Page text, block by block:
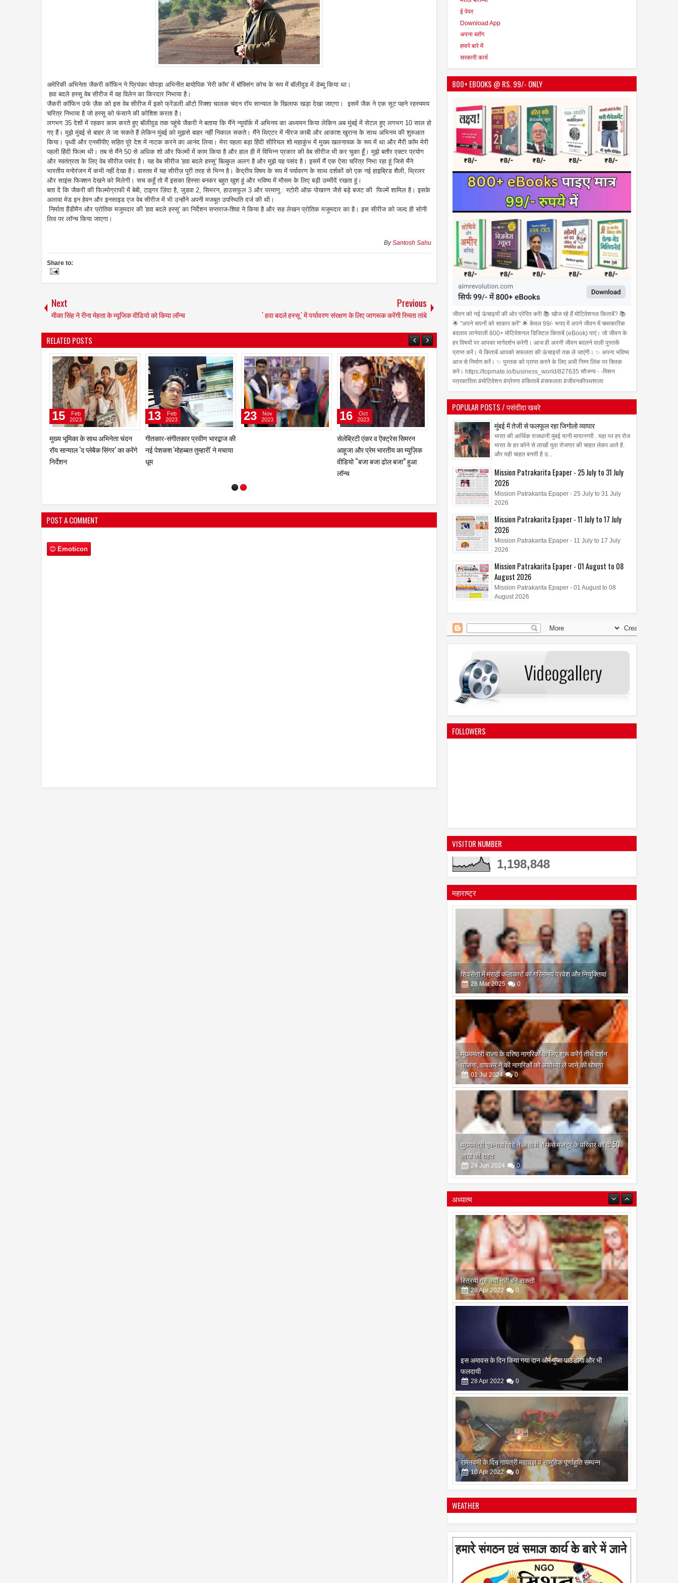
अमेरिकी अभिनेता जैकरी कॉफिन ने प्रियंका चोपड़ा अभिनीत बायोपिक 'मेरी कॉम' में बॉक्सिंग कोच के रूप में बॉलीवुड में डेब्यू किया था।
हवा बदले हस्सू वेब सीरीज में वह विलेन का किरदार निभाया है।
जैकरी कॉफिन उर्फ ज़ैक को इस वेब सीरीज में इको फ्रेंडली ऑटो रिक्शा चालक चंदन रॉय सान्याल के खिलाफ खड़ा देखा जाएगा। इसमें जैक ने एक सूट पहने रहस्यमय
चरित्र निभाया है जो हस्सू को फंसाने की कोशिश करता है।
लगभग 35 देशों में रहकर काम करते हुए बॉलीवुड तक पहुंचे जैकरी ने बताया कि मैंने न्यूयॉर्क में अभिनय का अध्ययन किया लेकिन अब मुंबई में सेटल हुए लगभग 10 साल हो
गए हैं। मुझे मुंबई से बाहर ले जा सकते हैं लेकिन मुंबई को मुझसे बाहर नहीं निकाल सकते। मैंने थिएटर में नीरज काबी और आकाश खुराना के साथ अभिनय की शुरुआत
किया। पृथ्वी और एनसीपीए सहित पूरे देश में नाटक करने का आनंद लिया। मेरा पहला बड़ा हिंदी सीरियल शो महाकुंभ में मुख्य खलनायक के रूप में था और मैरी कॉम मेरी
पहली हिंदी फिल्म थी। तब से मैंने 50 से अधिक शो और फिल्मों में काम किया है और हाल ही में विभिन्न प्रकार की वेब सीरीज भी कर चुका हूँ। मुझे बतौर एक्टर प्रयोग
और स्वतंत्रता के लिए वेब सीरीज पसंद है। यह वेब सीरीज 'हवा बदले हस्सू' बिल्कुल अलग है और मुझे यह पसंद है। इसमें मैं एक ऐसा चरित्र निभा रहा हूं जिसे मैंने
भारतीय मनोरंजन में कभी नहीं देखा है। वास्तव में यह सीरीज़ पूरी तरह से भिन्न है। केंद्रीय विषय के रूप में पर्यावरण के साथ दर्शकों को एक नई हाइब्रिड शैली, थ्रिलर
और साइंस फिक्शन देखने को मिलेगी। सच कहूँ तो मैं इसका हिस्सा बनकर बहुत खुश हूं और भविष्य में मौसम के लिए बड़ी उम्मीदें रखता हूं।
बता दें कि जैकरी की फिल्मोग्राफी में बेबी, टाइगर ज़िंदा है, जुडवा 2, सिमरन, हाउसफुल 3 और परमाणु : स्टोरी ऑफ़ पोखरण जैसे बड़े बजट की फिल्में शामिल है। इसके
अलावा मेड इन हेवन और इनसाइड एज वेब सीरीज में भी उन्होंने अपनी मजबूत उपस्थिति दर्ज की थी।
निर्माता हैंडीमैन और प्रोतिक मजूमदार की 'हवा बदले हस्सू' का निर्देशन सप्तराज-शिवा ने किया है और सह लेखन प्रोतिक मजूमदार का है। इस सीरीज को जल्द ही सोनी
लिव पर लॉन्च किया जाएगा।
BySantosh Sahu
Share to:
Next
मीका सिंह ने रीना मेहता के म्यूजिक वीडियो को किया लॉन्च
Previous
' हवा बदले हस्सू ' में पर्यावरण संरक्षण के लिए जागरूक करेंगी स्मिता तांबे
RELATED POSTS
संजय मिश्रा द्वारा म्युज़िक वीडियो '
मौला ' हुआ लॉन्च,
14
Oct
2023
दिलशाद एस. खान को दादासाहेब
फाल्के इंडियन टेलीविजन अवार्ड्स
20
Feb
2023
15
Feb
2023
गीतकार-संगीतकार प्रवीण भारद्बाज की
नई पेशकश 'मोहब्बत तुम्हारी' ने मचाया
धूम
13
Feb
2023
23
Nov
2023
सेलेब्रिटी एंकर व ऎक्ट्रेस सिमरन
आहूजा और प्रेम भारतीय का म्युज़िक
लॉन्च
16
Oct
ई पेपर
Download App
अपना ब्लॉग
हमारे बारे में
सरकारी कार्य
800+ EBOOKS @ RS. 99/- ONLY
जीवन को नई ऊंचाइयों की ओर प्रेरित करें! 📚 खोज रहे हैं मोटिवेशनल किताबें? 📚
🌟 "अपने सपनों को साकार करें" 🌟 केवल 99/- रूपए में अपने जीवन में चमत्कारिक
बदलाव लानेवाली 800+ मोटिवेशनल डिजिटल किताबें (eBook) पाएं। जो जीवन के
हर विषयों पर आपका मार्गदर्शन करेगी। आज ही अपनी जीवन बदलने वाली पुस्तकें
प्राप्त करें। ये किताबें आपको सफलता की ऊंचाइयों तक ले जाएंगी। ✨ अपना भविष्य
आज से निर्माण करें। ✨ पुस्तक को प्राप्त करने के लिए अभी निम्न लिंक पर क्लिक
करे। https://topmate.io/business_world/827635 सौजन्य - -मिशन
पत्रकारिता #मोटिवेशन #प्रेरणा #किताबें #सफलता #जीवनकीपथशाला
POPULAR POSTS / पसंदीदा खबरे
मुंबई में तेजी से फलफूल रहा जिगोलो व्यापार
भारत की आर्थिक राजधानी मुंबई यानी मायानगरी . यहा पर हर रोज
भारत के हर कोने से लाखों युवा रोजगार की चाहत लेकर आते है.
और यही चाहत बनती है उ...
Mission Patrakarita Epaper - 25 July to 31 July
2026
Mission Patrakarita Epaper - 25 July to 31 July
2026
Mission Patrakarita Epaper - 11 July to 17 July
2026
Mission Patrakarita Epaper - 11 July to 17 July
2026
Mission Patrakarita Epaper - 01 August to 08
August 2026
Mission Patrakarita Epaper - 01 August to 08
August 2026
FOLLOWERS
VISITOR NUMBER
1,198,848
महाराष्ट्र
शिवसेना में मराठी कलाकारों का गरिमामय प्रवेश और नियुक्तियां
28 Mar 2025 0
मुख्यमंत्री राज्य के वरिष्ठ नागरिकों के लिए शुरू करेंगे तीर्थ दर्शन
योजना, वायकर ने की नागरिकों को अयोध्या ले जाने की घोषणा
01 Jul 2024 0
मुख्यमंत्री एकनाथ शिंदे ने जेसीबी से फंसे मजदूर के परिवार को दी 50
लाख की राहत
24 Jun 2024 0
अध्यात्म
इस अमावस के दिन किया गया दान और पुजा पाठ होगा और भी
फलदायी
28 Apr 2022 0
रामनवमी के दिन गायत्री महायज्ञ व सामुहिक पूर्णाहुति सम्पन्न
10Apr 2022 0
सिद्ध कुंजिका स्तोत्र का पाठ ऐसे करें
12Apr 2024 0
स्त्रियां गुरु क्यों नही बन सकती
2022 0
WEATHER